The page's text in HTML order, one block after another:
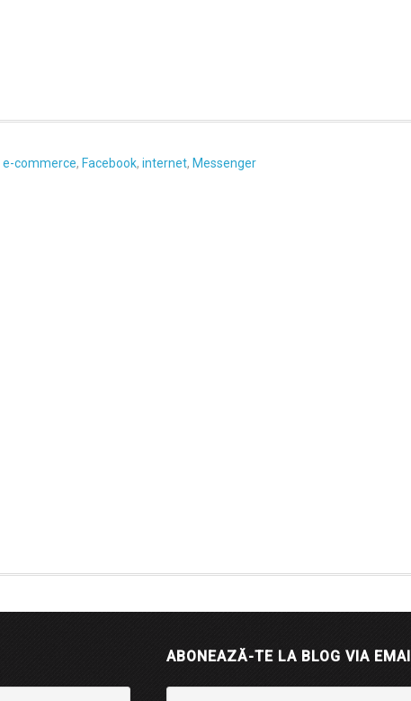
e-commerce, Facebook, internet, Messenger
ABONEAZĂ-TE LA BLOG VIA